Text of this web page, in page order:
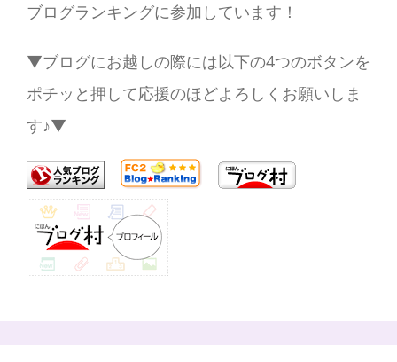
ブログランキングに参加しています！
▼ブログにお越しの際には以下の4つのボタンを
ポチッと押して応援のほどよろしくお願いしま
す♪▼